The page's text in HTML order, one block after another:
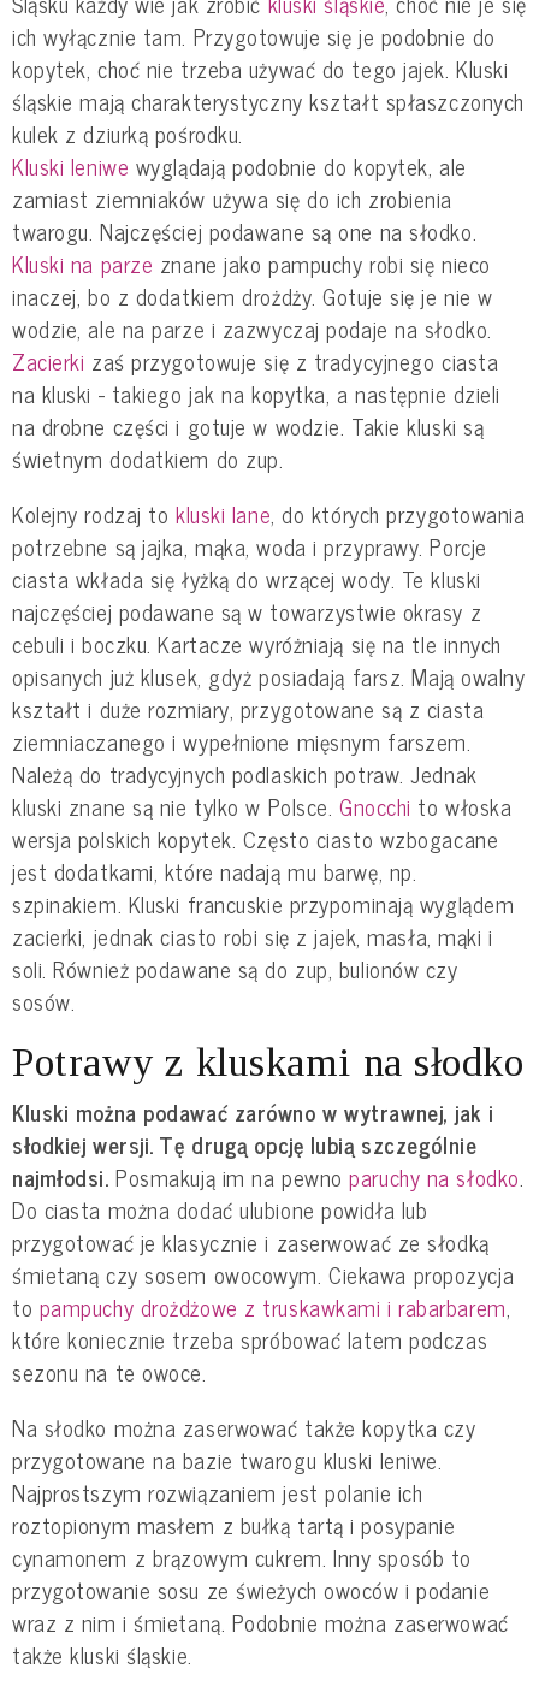
ich wyłącznie tam. Przygotowuje się je podobnie do
kopytek, choć nie trzeba używać do tego jajek. Kluski
śląskie mają charakterystyczny kształt spłaszczonych
kulek z dziurką pośrodku.
Kluski leniwe wyglądają podobnie do kopytek, ale
zamiast ziemniaków używa się do ich zrobienia
twarogu. Najczęściej podawane są one na słodko.
Kluski na parze znane jako pampuchy robi się nieco
inaczej, bo z dodatkiem drożdży. Gotuje się je nie w
wodzie, ale na parze i zazwyczaj podaje na słodko.
Zacierki zaś przygotowuje się z tradycyjnego ciasta
na kluski - takiego jak na kopytka, a następnie dzieli
na drobne części i gotuje w wodzie. Takie kluski są
świetnym dodatkiem do zup.
Kolejny rodzaj to kluski lane, do których przygotowania
potrzebne są jajka, mąka, woda i przyprawy. Porcje
ciasta wkłada się łyżką do wrzącej wody. Te kluski
najczęściej podawane są w towarzystwie okrasy z
cebuli i boczku. Kartacze wyróżniają się na tle innych
opisanych już klusek, gdyż posiadają farsz. Mają owalny
kształt i duże rozmiary, przygotowane są z ciasta
ziemniaczanego i wypełnione mięsnym farszem.
Należą do tradycyjnych podlaskich potraw. Jednak
kluski znane są nie tylko w Polsce. Gnocchi to włoska
wersja polskich kopytek. Często ciasto wzbogacane
jest dodatkami, które nadają mu barwę, np.
szpinakiem. Kluski francuskie przypominają wyglądem
zacierki, jednak ciasto robi się z jajek, masła, mąki i
soli. Również podawane są do zup, bulionów czy
sosów.
Potrawy z kluskami na słodko
Kluski można podawać zarówno w wytrawnej, jak i
słodkiej wersji. Tę drugą opcję lubią szczególnie
najmłodsi. Posmakują im na pewnoparuchy na słodko.
Do ciasta można dodać ulubione powidła lub
przygotować je klasycznie i zaserwować ze słodką
śmietaną czy sosem owocowym. Ciekawa propozycja
to pampuchy drożdżowe z truskawkami i rabarbarem,
które koniecznie trzeba spróbować latem podczas
sezonu na te owoce.
Na słodko można zaserwować także kopytka czy
przygotowane na bazie twarogu kluski leniwe.
Najprostszym rozwiązaniem jest polanie ich
roztopionym masłem z bułką tartą i posypanie
cynamonem z brązowym cukrem. Inny sposób to
przygotowanie sosu ze świeżych owoców i podanie
wraz z nim i śmietaną. Podobnie można zaserwować
także kluski śląskie.